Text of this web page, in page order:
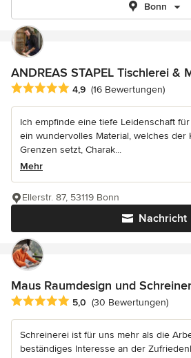
Bonn
ANDREAS STAPEL Tischlerei &
Durchschnittliche Bewertung: 4.9 von
4,9 (16 Bewertungen)
Ich empfinde eine tiefe Leidenschaft
ein wundervolles Material, welches der
Grenzen setzt, Charak...
Mehr
Nachricht
Ellerstr. 87, 53119 Bonn
Maus Raumdesign und
Durchschnittliche Bewertung: 5 von 5
5,0 (30 Bewertungen)
Schreinerei ist für uns mehr als die
beständiges Interesse an der